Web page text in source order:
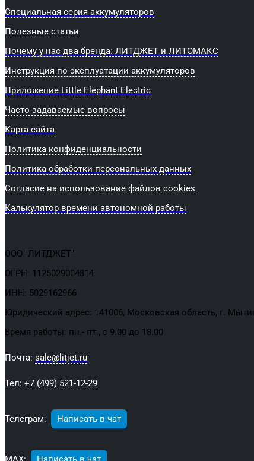
Специальная серия аккумуляторов
Полезные статьи
Почему у нас два бренда: ЛИТДЖЕТ и ЛИТОМАКС
Инструкция по эксплуатации аккумуляторов
Приложение Little Elephant Electric
Часто задаваемые вопросы
Карта сайта
Политика конфиденциальности
Политика обработки персональных данных
Согласие на использование файлов cookies
Калькулятор времени автономной работы
ООО "ЛИТДЖЕТ"
ОГРН: 1125029004814
ИНН: 5029162966
Юридический адрес: 141006, Московская область, г.
Время работы: пн.- пт., с 9.00 до 18.00
Почта: sale@litjet.ru
Тел: +7 (499) 521-12-29
Телеграм: Написать в чат